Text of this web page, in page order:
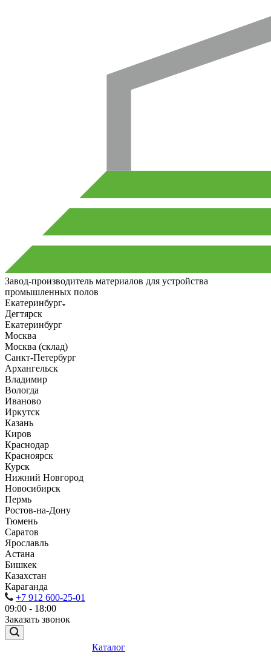
Завод-производитель материалов для устройства
промышленных полов
Екатеринбург
Дегтярск
Екатеринбург
Москва
Москва (склад)
Санкт-Петербург
Архангельск
Владимир
Вологда
Иваново
Иркутск
Казань
Киров
Краснодар
Красноярск
Курск
Нижний Новгород
Новосибирск
Пермь
Ростов-на-Дону
Тюмень
Саратов
Ярославль
Астана
Бишкек
Казахстан
Караганда
+7 912 600-25-01
09:00 - 18:00
Заказать звонок
Каталог